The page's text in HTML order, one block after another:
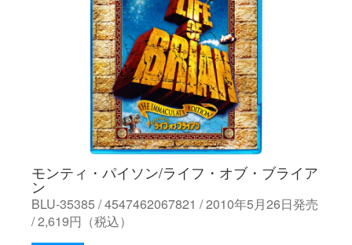
モンティ・パイソン/ライフ・オブ・ブライア
ン
BLU-35385 / 4547462067821 / 2010年5月26日発売
/ 2,619円（税込）